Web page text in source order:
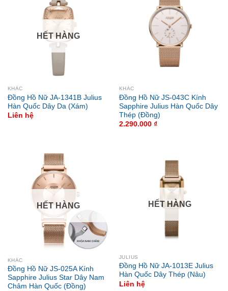
HẾT HÀNG
KHÁC
Đồng Hồ Nữ JA-1341B Julius
Hàn Quốc Dây Da (Xám)
Liên hệ
KHÁC
Đồng Hồ Nữ JS-043C Kính
Sapphire Julius Hàn Quốc Dây
Thép (Đồng)
2.290.000 ₫
HẾT HÀNG
KHÁC
Đồng Hồ Nữ JS-025A Kính
Sapphire Julius Star Dây Nam
Châm Hàn Quốc (Đồng)
HẾT HÀNG
JULIUS
Đồng Hồ Nữ JA-1013E Julius
Hàn Quốc Dây Thép (Nâu)
Liên hệ